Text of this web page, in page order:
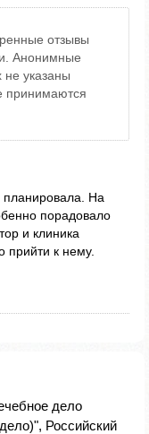
отзывы
Анонимные
не указаны
принимаются
планировала. На
порадовало
и клиника
прийти к нему.
дело
Российский